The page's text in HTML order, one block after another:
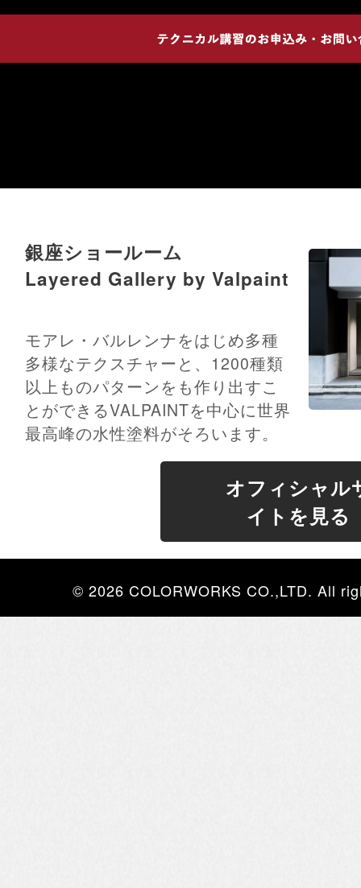
銀座ショールーム
Layered Gallery by Valpaint
モアレ・バルレンナをはじめ多種
多様なテクスチャーと、1200種類
以上ものパターンをも作り出すこ
とができるVALPAINTを中心に世界
最高峰の水性塗料がそろいます。
オフィシャル
イトを見る
© 2026 COLORWORKS CO.,LTD. All